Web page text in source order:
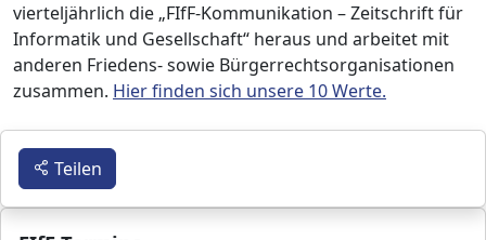
vierteljährlich die „FIfF-Kommunikation – Zeitschrift für
Informatik und Gesellschaft“ heraus und arbeitet mit
anderen Friedens- sowie Bürgerrechtsorganisationen
zusammen. Hier finden sich unsere 10 Werte.
Teilen